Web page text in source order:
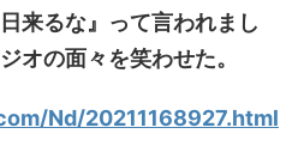
来るな』って言われまし
オの面々を笑わせた。
Nd/20211168927.html